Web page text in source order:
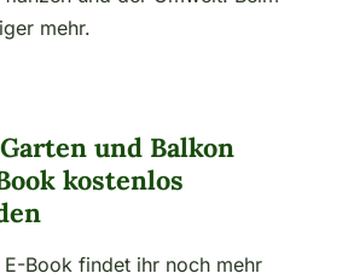
mehr.
und Balkon
kostenlos
Book findet ihr noch mehr